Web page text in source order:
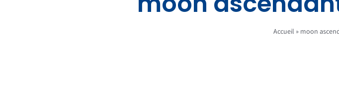
Accueil » moon